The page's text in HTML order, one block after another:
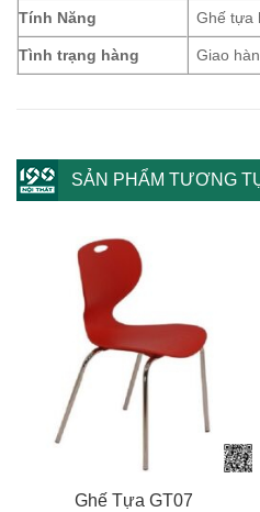
Tính Năng Ghế tựa
Tình trạng hàng Giao
SẢN PHẨM TƯƠNG
Ghế Tựa GT07